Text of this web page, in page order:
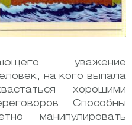
уважение
на кого выпала
хорошими
Способны
манипулировать